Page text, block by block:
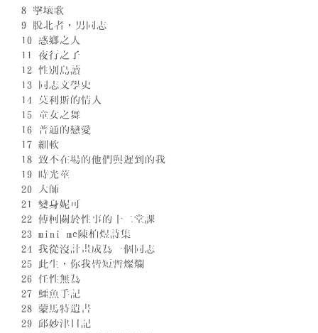
8 擊壤歌
9 脫北者，男同志
10 惑鄉之人
11 夜行之子
12 性別島讀
13 同志文學史
14 莫利斯的情人
15 童女之舞
16 普通的戀愛
17 細軟
18 致不在場的他們與遲到的我
19 時光莖
20 大師
21 變身妮可
22 傅柯關於性事的十二堂課
23 mini me陳柏煜詩集
24 我從沒計畫成為一個同志
25 此生，你我皆短暫燦爛
26 任性無為
27 鱷魚手記
28 蒙馬特遺書
29 邱妙津日記